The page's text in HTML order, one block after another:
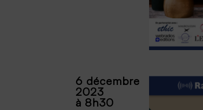
6 décembre
2023
à 8h30